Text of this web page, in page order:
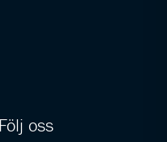
Följ oss